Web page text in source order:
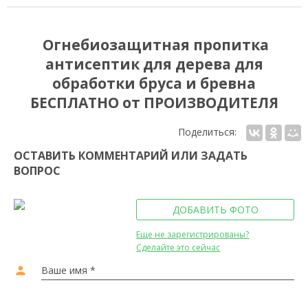
Огнебиозащитная пропитка
антисептик для дерева для
обработки бруса и бревна
БЕСПЛАТНО от ПРОИЗВОДИТЕЛЯ
Поделиться:
ОСТАВИТЬ КОММЕНТАРИЙ ИЛИ ЗАДАТЬ
ВОПРОС
ДОБАВИТЬ ФОТО
Еще не зарегистрированы?
Сделайте это сейчас
person Ваше имя *